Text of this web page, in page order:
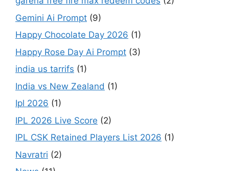
Gemini Ai Prompt (9)
Happy Chocolate Day 2026 (1)
Happy Rose Day Ai Prompt (3)
india us tarrifs (1)
India vs New Zealand (1)
Ipl 2026 (1)
IPL 2026 Live Score (2)
IPL CSK Retained Players List 2026 (1)
Navratri (2)